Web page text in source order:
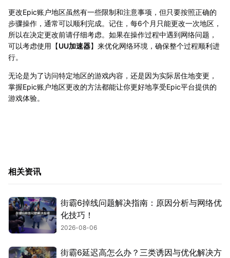
更改Epic账户地区虽然有一些限制和注意事项，但只要按照正确的
步骤操作，通常可以顺利完成。记住，每6个月只能更改一次地区，
所以在决定更改前请仔细考虑。如果在操作过程中遇到网络问题，
可以考虑使用【UU加速器】来优化网络环境，确保整个过程顺利进
行。
无论是为了访问特定地区的游戏内容，还是因为实际居住地变更，
掌握Epic账户地区更改的方法都能让你更好地享受Epic平台提供的
游戏体验。
相关资讯
街霸6掉线问题解决指南：原因分析与网络优
化技巧！
2026-08-06
街霸6延迟高怎么办？三类诱因与优化解决方